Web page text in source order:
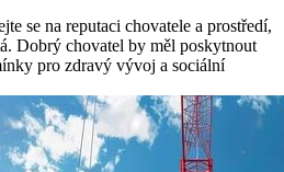
se na reputaci chovatele a prostředí,
Dobrý chovatel by měl poskytnout
pro zdravý vývoj a sociální